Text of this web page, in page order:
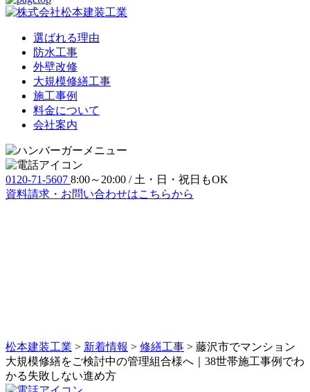
選ばれる理由
防⽔⼯事
外壁改修
大規模修繕工事
施工事例
料金について
会社案内
0120-71-5607 8:00～20:00 / 土・日・祝日もOK
資料請求・お問い合わせはこちらから
松本建装工業 > 新着情報 > 修繕工事 > 藤沢市でマンション
大規模修繕をご検討中の管理組合様へ｜38世帯施工事例でわ
かる失敗しない進め方